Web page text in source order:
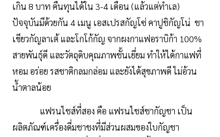
เกิน 8 บาท คืนทุนได้ใน 3-4 เดือน (แล้วแต่ทำเล)
ปัจจุบันมีด้วยกัน 4 เมนู เอสเปรสกัญโซ่ คาปูชิกัญโน่ ชา
เขียวกัญลาเต้ และโกโก้กัญ จากผงกาแฟอราบิก้า 100%
สายพันธุ์ดี และวัตถุดิบคุณภาพชั้นเยี่ยม ทำให้ได้กาแฟที่
หอม อร่อย รสชาติกลมกล่อม และยังได้สุขภาพดี ไม่อ้วน
น้ำตาลน้อย
แฟรนไชส์ที่สอง คือ แฟรนไชส์ชากัญชา เป็น
ผลิตภัณฑ์เครื่องดี่มชาชงที่มีส่วนผสมของใบกัญชา